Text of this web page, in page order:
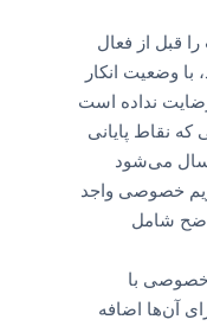
قبل از فعال
وضعیت انکار
نداده است
نقاط پایانی
می‌شود
خصوصی واجد
شامل
با
آن‌ها اضافه